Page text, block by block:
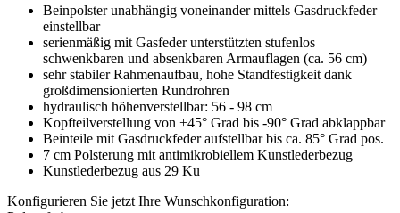
Beinpolster unabhängig voneinander mittels Gasdruckfeder
einstellbar
serienmäßig mit Gasfeder unterstützten stufenlos
schwenkbaren und absenkbaren Armauflagen (ca. 56 cm)
sehr stabiler Rahmenaufbau, hohe Standfestigkeit dank
großdimensionierten Rundrohren
hydraulisch höhenverstellbar: 56 - 98 cm
Kopfteilverstellung von +45° Grad bis -90° Grad abklappbar
Beinteile mit Gasdruckfeder aufstellbar bis ca. 85° Grad pos.
7 cm Polsterung mit antimikrobiellem Kunstlederbezug
Kunstlederbezug aus 29 Ku
Konfigurieren Sie jetzt Ihre Wunschkonfiguration: